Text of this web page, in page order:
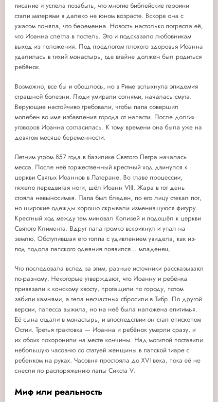
писание и успела позабыть, что многие библейские героини
стали матерями в далеко не юном возрасте. Вскоре она с
ужасом поняла, что беременна. Новость настолько потрясла её,
что Иоанна слегла в постель. Это и подсказало любовникам
выход из положения. Под предлогом плохого здоровья Иоанна
удалилась в тихий монастырь, где втайне должен был родиться
ребёнок.
Возможно, все бы и обошлось, но в Риме вспыхнула эпидемия
страшной болезни. Люди умирали сотнями, началась смута.
Верующие настойчиво требовали, чтобы папа совершил
молебен во имя избавления города от напасти. После долгих
уговоров Иоанна согласилась. К тому времени она была уже на
девятом месяце беременности.
Летним утром 857 года в базилике Святого Петра началась
месса. После неё торжественный крестный ход двинулся к
церкви Святых Иоаннов в Латеране. Во главе процессии,
тяжело передвигая ноги, шёл Иоанн VIII. Жара в тот день
стояла невыносимая. Папа был бледен, по его лицу стекал пот,
но широкие одежды хорошо скрывали изменившуюся фигуру.
Крестный ход между тем миновал Колизей и подошёл к церкви
Святого Климента. Вдруг папа громко вскрикнул и упал на
землю. Обступившая его толпа с удивлением увидела, как из-
под подола папского одеяния появился... младенец.
Что последовала вслед за этим, разные источники рассказывают
по-разному. Некоторые утверждают, что Иоанну и ребёнка
привязали к конскому хвосту, протащили по городу, потом
забили камнями, а тела несчастных сбросили в Тибр. По другой
версии, папесса выжила, но на неё была наложена епитимья.
Её сына отдали в монастырь, и впоследствии он стал епископом
Остии. Третья трактовка — Иоанна и ребёнок умерли сразу, и
их обоих похоронили на месте кончины. Над могилой поставили
небольшую часовню со статуей женщины в папской тиаре с
ребенком на руках. Часовня простояла до XVI века, пока её не
снесли по распоряжению папы Сикста V.
Миф или реальность